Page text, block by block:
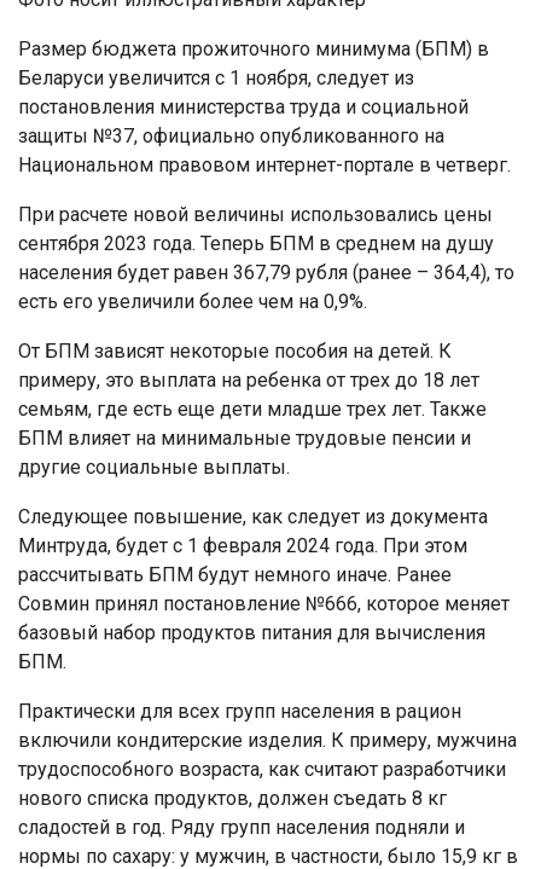
Размер бюджета прожиточного минимума (БПМ) в
Беларуси увеличится с 1 ноября, следует из
постановления министерства труда и социальной
защиты №37, официально опубликованного на
Национальном правовом интернет-портале в четверг.
При расчете новой величины использовались цены
сентября 2023 года. Теперь БПМ в среднем на душу
населения будет равен 367,79 рубля (ранее – 364,4), то
есть его увеличили более чем на 0,9%.
От БПМ зависят некоторые пособия на детей. К
примеру, это выплата на ребенка от трех до 18 лет
семьям, где есть еще дети младше трех лет. Также
БПМ влияет на минимальные трудовые пенсии и
другие социальные выплаты.
Следующее повышение, как следует из документа
Минтруда, будет с 1 февраля 2024 года. При этом
рассчитывать БПМ будут немного иначе. Ранее
Совмин принял постановление №666, которое меняет
базовый набор продуктов питания для вычисления
БПМ.
Практически для всех групп населения в рацион
включили кондитерские изделия. К примеру, мужчина
трудоспособного возраста, как считают разработчики
нового списка продуктов, должен съедать 8 кг
сладостей в год. Ряду групп населения подняли и
нормы по сахару: у мужчин, в частности, было 15,9 кг в